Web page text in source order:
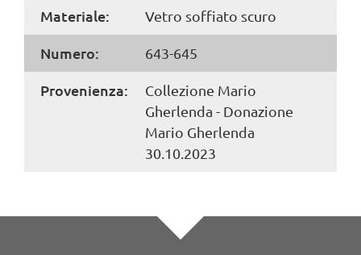
Materiale: Vetro soffiato scuro
Numero: 643-645
Provenienza:
Collezione Mario
Gherlenda - Donazione
Mario Gherlenda
30.10.2023